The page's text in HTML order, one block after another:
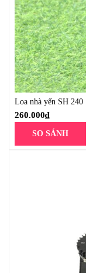
Loa nhà yến SH 240
260.000₫
SO SÁNH